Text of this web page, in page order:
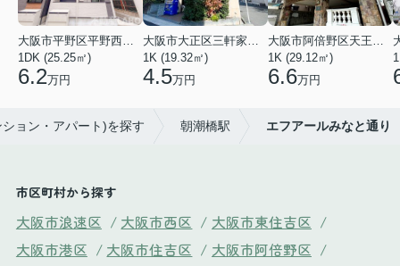
1DK (25.25㎡)
6.2万円
1K (19.32㎡)
4.5万円
1K (29.12㎡)
6.6万円
ョン・アパート)を探す 朝潮橋駅 エフアールみなと通り
市区町村から探す
大阪市浪速区 / 大阪市西区 / 大阪市東住吉区 /
大阪市港区 / 大阪市住吉区 / 大阪市阿倍野区 /